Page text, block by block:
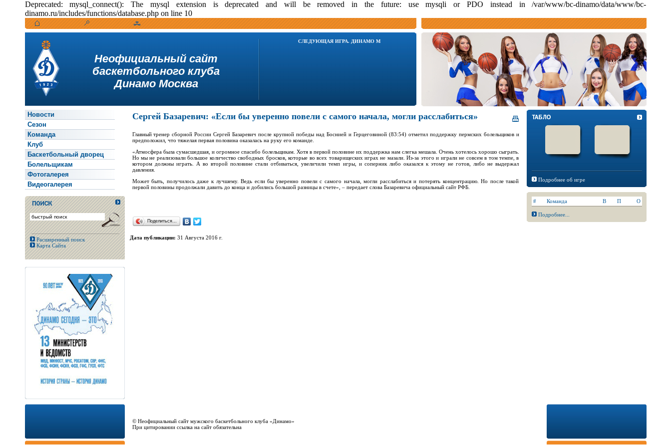
Deprecated: mysql_connect(): The mysql extension is deprecated and will be removed in the future: use mysqli or PDO instead in /var/www/bc-dinamo/data/www/bc-
dinamo.ru/includes/functions/database.php on line 10
Неофициальный сайт
баскетбольного клуба
Динамо Москва
СЛЕДУЮЩАЯ ИГРА. ДИНАМО М
Новости
Сезон
Команда
Клуб
Баскетбольный дворец
Болельщикам
Фотогалерея
Видеогалерея
Расширенный поиск
Карта Сайта
Сергей Базаревич: «Если бы уверенно повели с самого начала, могли расслабиться»
Главный тренер сборной России Сергей Базаревич после крупной победы над Боснией и Герцеговиной (83:54) отметил поддержку пермских болельщиков и
предположил, что тяжелая первая половина оказалась на руку его команде.
«Атмосфера была сумасшедшая, и огромное спасибо болельщикам. Хотя в первой половине их поддержка нам слегка мешала. Очень хотелось хорошо сыграть.
Но мы не реализовали большое количество свободных бросков, которые во всех товарищеских играх не мазали. Из-за этого и играли не совсем в том темпе, в
котором должны играть. А во второй половине стали отбиваться, увеличили темп игры, и соперник либо оказался к этому не готов, либо не выдержал
давления.
Может быть, получилось даже к лучшему. Ведь если бы уверенно повели с самого начала, могли расслабиться и потерять концентрацию. Но после такой
первой половины продолжали давить до конца и добились большой разницы в счете», – передает слова Базаревича официальный сайт РФБ.
Поделиться…
Дата публикации: 31 Августа 2016 г.
Подробнее об игре
# Команда В П О
Подробнее...
© Неофициальный сайт мужского баскетбольного клуба «Динамо»
При цитировании ссылка на сайт обязательна